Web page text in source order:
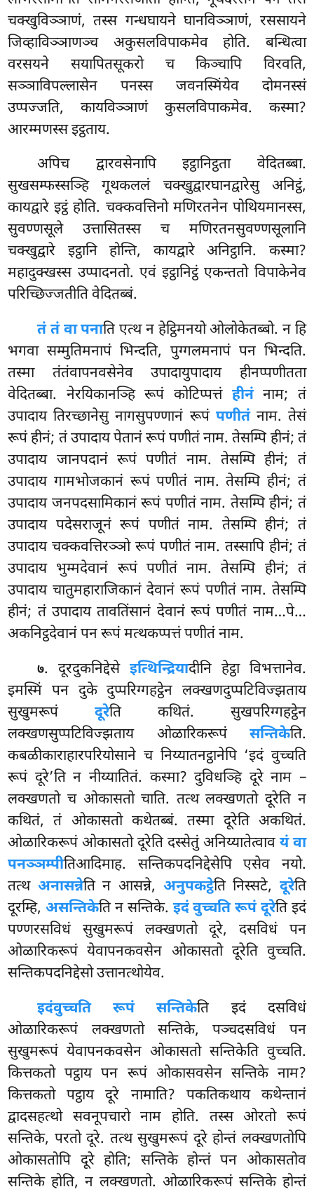
चक्खुविञ्ञाणं, तस्स गन्धघायने घानविञ्ञाणं, रससायने
जिव्हाविञ्ञाणञ्च अकुसलविपाकमेव होति. बन्धित्वा
वरसयने सयापितसूकरो च किञ्चापि विरवति,
सञ्ञाविपल्लासेन पनस्स जवनस्मिंयेव दोमनस्सं
उप्पज्जति, कायविञ्ञाणं कुसलविपाकमेव. कस्मा?
आरम्मणस्स इट्ठताय.
अपिच द्वारवसेनापि इट्ठानिट्ठता वेदितब्बा.
सुखसम्फस्सञ्हि गूथकललं चक्खुद्वारघानद्वारेसु अनिट्ठं,
कायद्वारे इट्ठं होति. चक्कवत्तिनो मणिरतनेन पोथियमानस्स,
सुवण्णसूले उत्तासितस्स च मणिरतनसुवण्णसूलानि
चक्खुद्वारे इट्ठानि होन्ति, कायद्वारे अनिट्ठानि. कस्मा?
महादुक्खस्स उप्पादनतो. एवं इट्ठानिट्ठं एकन्ततो विपाकेनेव
परिच्छिज्जतीति वेदितब्बं.
तं तं वा पनाति एत्थ न हेट्ठिमनयो ओलोकेतब्बो. न हि
भगवा सम्मुतिमनापं भिन्दति, पुग्गलमनापं पन भिन्दति.
तस्मा तंतंवापनवसेनेव उपादायुपादाय हीनप्पणीतता
वेदितब्बा. नेरयिकानञ्हि रूपं कोटिप्पत्तं हीनंनाम; तं
उपादाय तिरच्छानेसु नागसुपण्णानं रूपं पणीतंनाम. तेसं
रूपं हीनं; तं उपादाय पेतानं रूपं पणीतं नाम. तेसम्पि हीनं; तं
उपादाय जानपदानं रूपं पणीतं नाम. तेसम्पि हीनं; तं
उपादाय गामभोजकानं रूपं पणीतं नाम. तेसम्पि हीनं; तं
उपादाय जनपदसामिकानं रूपं पणीतं नाम. तेसम्पि हीनं; तं
उपादाय पदेसराजूनं रूपं पणीतं नाम. तेसम्पि हीनं; तं
उपादाय चक्कवत्तिरञ्ञो रूपं पणीतं नाम. तस्सापि हीनं; तं
उपादाय भुम्मदेवानं रूपं पणीतं नाम. तेसम्पि हीनं; तं
उपादाय चातुमहाराजिकानं देवानं रूपं पणीतं नाम. तेसम्पि
हीनं; तं उपादाय तावतिंसानं देवानं रूपं पणीतं नाम…पे…
अकनिट्ठदेवानं पन रूपं मत्थकप्पत्तं पणीतं नाम.
७. दूरदुकनिद्देसे इत्थिन्द्रियादीनि हेट्ठा विभत्तानेव.
इमस्मिं पन दुके दुप्परिग्गहट्ठेन लक्खणदुप्पटिविज्झताय
सुखुमरूपंदूरेति कथितं. सुखपरिग्गहट्ठेन
लक्खणसुप्पटिविज्झताय ओळारिकरूपं सन्तिकेति.
कबळीकाराहारपरियोसाने च निय्यातनट्ठानेपि ‘इदं वुच्चति
रूपं दूरे’ति न नीय्यातितं. कस्मा? दुविधञ्हि दूरे नाम –
लक्खणतो च ओकासतो चाति. तत्थ लक्खणतो दूरेति न
कथितं, तं ओकासतो कथेतब्बं. तस्मा दूरेति अकथितं.
ओळारिकरूपं ओकासतो दूरेति दस्सेतुं अनिय्यातेत्वाव यं वा
पनञ्ञम्पीतिआदिमाह. सन्तिकपदनिद्देसेपि एसेव नयो.
तत्थ अनासन्नेति न आसन्ने, अनुपकट्ठेति निस्सटे, दूरेति
दूरम्हि,असन्तिकेति न सन्तिके. इदं वुच्चति रूपं दूरेति इदं
पण्णरसविधं सुखुमरूपं लक्खणतो दूरे, दसविधं पन
ओळारिकरूपं येवापनकवसेन ओकासतो दूरेति वुच्चति.
सन्तिकपदनिद्देसो उत्तानत्थोयेव.
इदंवुच्चति रूपं सन्तिकेति इदं दसविधं
ओळारिकरूपं लक्खणतो सन्तिके, पञ्चदसविधं पन
सुखुमरूपं येवापनकवसेन ओकासतो सन्तिकेति वुच्चति.
कित्तकतोपट्ठाय पन रूपं ओकासवसेन सन्तिके नाम?
कित्तकतो पट्ठाय दूरे नामाति? पकतिकथाय कथेन्तानं
द्वादसहत्थो सवनूपचारो नाम होति. तस्स ओरतो रूपं
सन्तिके, परतो दूरे. तत्थ सुखुमरूपं दूरे होन्तं लक्खणतोपि
ओकासतोपि दूरे होति; सन्तिके होन्तं पन ओकासतोव
सन्तिके होति, न लक्खणतो. ओळारिकरूपं सन्तिके होन्तं